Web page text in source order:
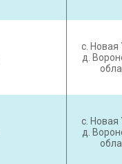
с. Новая
д.
с. Новая
д.